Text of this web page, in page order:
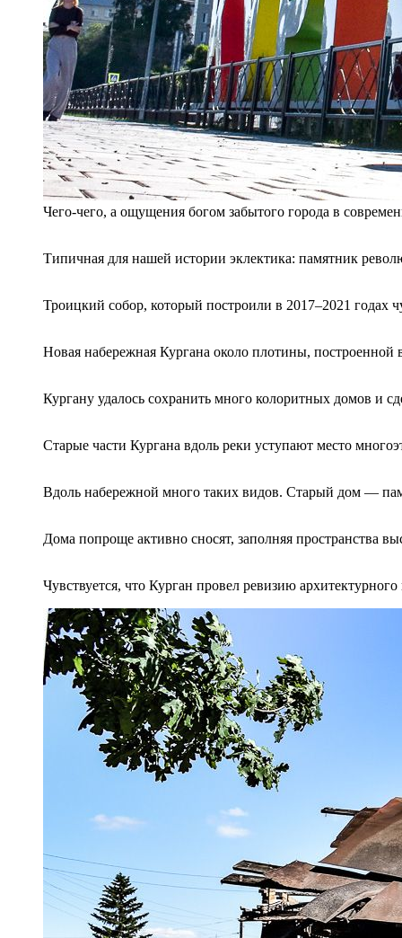
Чего-чего, а ощущения богом забытого города в
Типичная для нашей истории эклектика: памятник
Троицкий собор, который построили в 2017–2021 годах
Новая набережная Кургана около плотины, построенной
Кургану удалось сохранить много колоритных домов и
Старые части Кургана вдоль реки уступают место
Вдоль набережной много таких видов. Старый дом —
Дома попроще активно сносят, заполняя пространства
Чувствуется, что Курган провел ревизию